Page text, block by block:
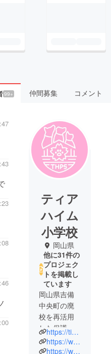
99+ 仲間募集 コメント
ティア
ハイム
小学校
岡山県
他に31件の
プロジェク
トを掲載し
ています
岡山県吉備
中央町の廃
校を再活用
した保護ね
こ施設で
す。
https://tierheim-ps.jp/
https://www.instagram.com/tierheim.p.s/?hl=ja
https://www.facebook.com/tierheim.okayama